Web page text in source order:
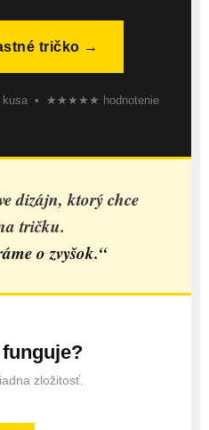
tričko →
kusa • ★★★★★ hodnotenie
dizájn, ktorý chce
tričku.
o zvyšok.“
zložitosť.